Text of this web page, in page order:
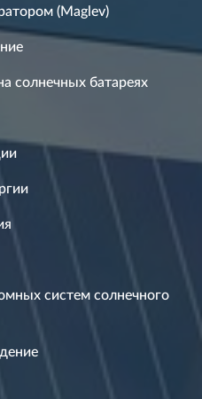
(Maglev)
солнечных батареях
систем солнечного